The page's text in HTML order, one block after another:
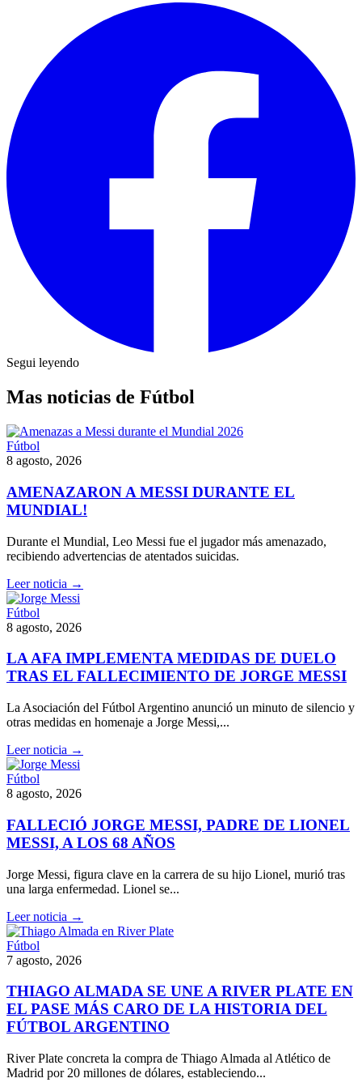
Segui leyendo
Mas noticias de Fútbol
Fútbol
8 agosto, 2026
AMENAZARON A MESSI DURANTE EL
MUNDIAL!
Durante el Mundial, Leo Messi fue el jugador más amenazado,
recibiendo advertencias de atentados suicidas.
Leer noticia →
Fútbol
8 agosto, 2026
LA AFA IMPLEMENTA MEDIDAS DE DUELO
TRAS EL FALLECIMIENTO DE JORGE MESSI
La Asociación del Fútbol Argentino anunció un minuto de silencio y
otras medidas en homenaje a Jorge Messi,...
Leer noticia →
Fútbol
8 agosto, 2026
FALLECIÓ JORGE MESSI, PADRE DE LIONEL
MESSI, A LOS 68 AÑOS
Jorge Messi, figura clave en la carrera de su hijo Lionel, murió tras
una larga enfermedad. Lionel se...
Leer noticia →
Fútbol
7 agosto, 2026
THIAGO ALMADA SE UNE A RIVER PLATE EN
EL PASE MÁS CARO DE LA HISTORIA DEL
FÚTBOL ARGENTINO
River Plate concreta la compra de Thiago Almada al Atlético de
Madrid por 20 millones de dólares, estableciendo...